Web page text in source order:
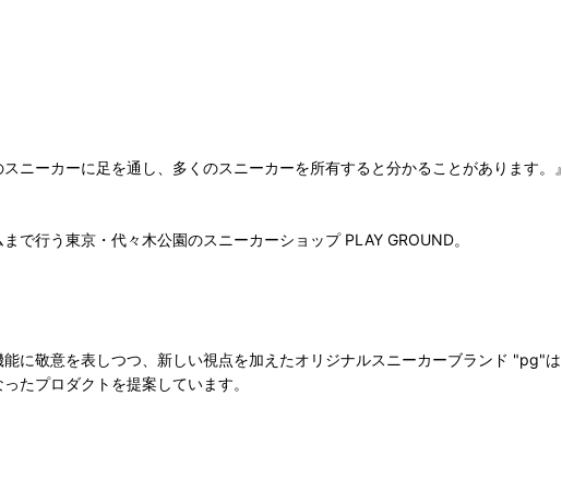
スニーカーに足を通し、多くのスニーカーを所有すると分かることがあります。
で行う東京・代々木公園のスニーカーショップ PLAY GROUND。
に敬意を表しつつ、新しい視点を加えたオリジナルスニーカーブランド "pg"
たプロダクトを提案しています。